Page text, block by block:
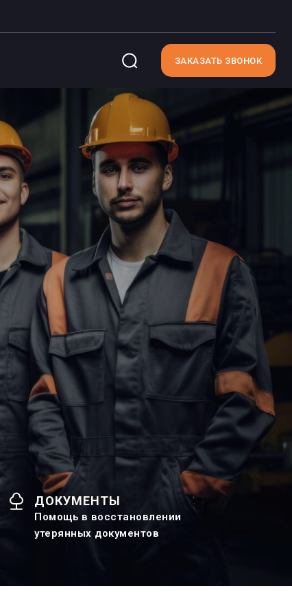
ЗАКАЗАТЬ ЗВОНОК
ДОКУМЕНТЫ
Помощь в восстановлении
утерянных документов